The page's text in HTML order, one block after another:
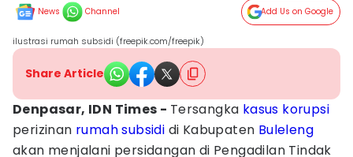
News Channel Add Us on Google
ilustrasi rumah subsidi (freepik.com/freepik)
Share Article
Denpasar, IDN Times - Tersangka kasus korupsi
perizinan rumah subsidi di Kabupaten Buleleng
akan menjalani persidangan di Pengadilan Tindak